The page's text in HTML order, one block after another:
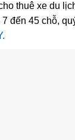
thuê xe du
đến 45 chỗ,